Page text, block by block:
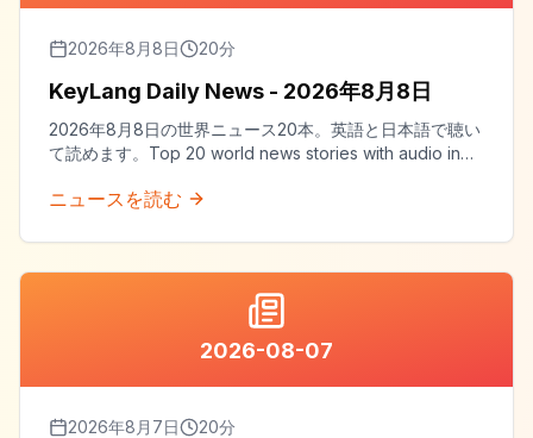
2026年8月8日 20分
KeyLang Daily News - 2026年8月8日
2026年8月8日の世界ニュース20本。英語と日本語で聴い
て読めます。Top 20 world news stories with audio in
ニュースを読む
2026-08-07
2026年8月7日 20分